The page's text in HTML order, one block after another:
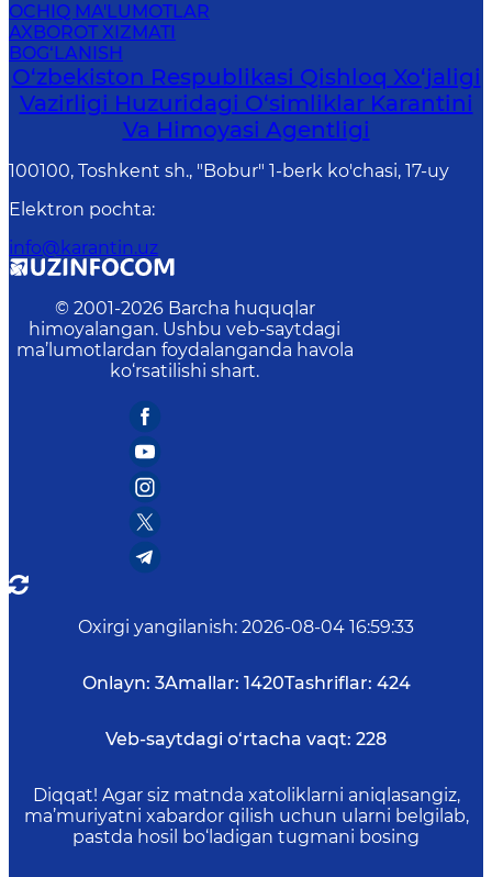
OCHIQ MA'LUMOTLAR
AXBOROT XIZMATI
BOG‘LANISH
O‘zbekiston Respublikasi Qishloq Xo‘jaligi
Vazirligi Huzuridagi O‘simliklar Karantini
Va Himoyasi Agentligi
100100, Toshkent sh., "Bobur" 1-berk ko'chasi, 17-uy
Elektron pochta:
info@karantin.uz
© 2001-2026 Barcha huquqlar
himoyalangan. Ushbu veb-saytdagi
ma’lumotlardan foydalanganda havola
ko‘rsatilishi shart.
Oxirgi yangilanish: 2026-08-04 16:59:33
Onlayn: 3Amallar: 1420Tashriflar: 424
Veb-saytdagi o‘rtacha vaqt: 228
Diqqat! Agar siz matnda xatoliklarni aniqlasangiz,
ma’muriyatni xabardor qilish uchun ularni belgilab,
pastda hosil bo‘ladigan tugmani bosing